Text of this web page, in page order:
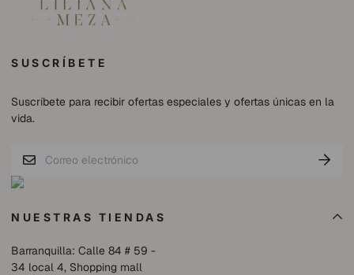
NUESTRAS TIENDAS
Barranquilla: Calle 84 # 59 -
34 local 4, Shopping mall
SUSCRÍBETE
Suscríbete para recibir ofertas especiales y ofertas únicas en la
vida.